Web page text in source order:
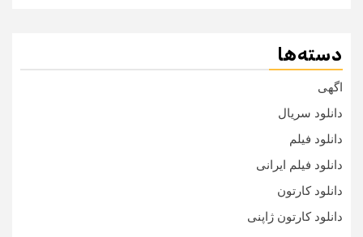
دسته‌ها
اگهی
دانلود سریال
دانلود فیلم
دانلود فیلم ایرانی
دانلود کارتون
دانلود کارتون ژاپنی